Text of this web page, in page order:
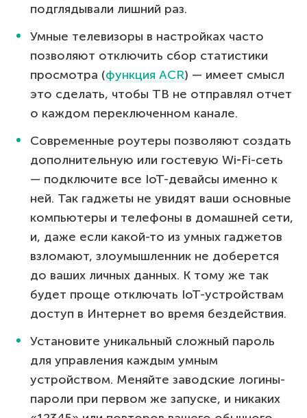
подглядывали лишний раз.
Умные телевизоры в настройках часто
позволяют отключить сбор статистики
просмотра (функция ACR) — имеет смысл
это сделать, чтобы ТВ не отправлял отчет
о каждом переключенном канале.
Современные роутеры позволяют создать
дополнительную или гостевую Wi‑Fi-сеть
— подключите все IoT-девайсы именно к
ней. Так гаджеты не увидят ваши основные
компьютеры и телефоны в домашней сети,
и, даже если какой-то из умных гаджетов
взломают, злоумышленник не доберется
до ваших личных данных. К тому же так
будет проще отключать IoT-устройствам
доступ в Интернет во время бездействия.
Установите уникальный сложный пароль
для управления каждым умным
устройством. Меняйте заводские логины-
пароли при первом же запуске, и никаких